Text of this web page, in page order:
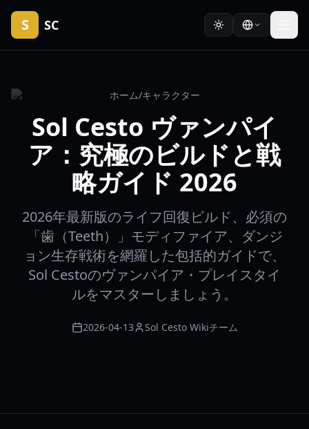
S SC
ホーム/キャラクター
Sol Cesto ヴァンパイ
ア：究極のビルドと戦
略ガイド 2026
2026年最新版のライフ回復ビルド、必須の
「歯（Teeth）」モディファイア、ダンジ
ョン生存戦術を網羅した包括的ガイドで、
Sol Cestoのヴァンパイア・プレイスタイ
ルをマスターしましょう。
2026-04-13 Sol Cesto Wikiチーム